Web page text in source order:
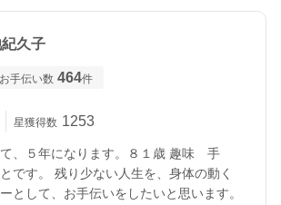
久子
お手伝い数 464件
星獲得数 1253
、５年になります。８１歳 趣味 手
です。 残り少ない人生を、身体の動く
として、お手伝いをしたいと思います。